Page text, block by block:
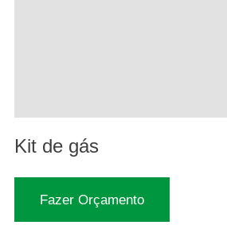
Kit de gás
Fazer Orçamento